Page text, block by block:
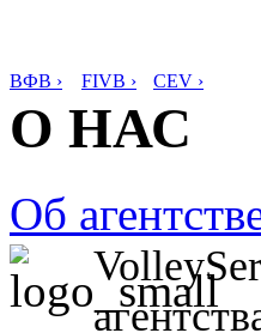
ВФВ › FIVB › CEV ›
О НАС
Об